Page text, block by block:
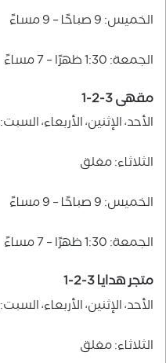
الخميس: 9 صباحًا – 9 مساءً
الجمعة: 1:30 ظهرًا – 7 مساءً
مقهى 3-2-1
الأحد، الإثنين، الأربعاء، السبت: 9 صباحًا – 7 مساءً
الثلاثاء: مغلق
الخميس: 9 صباحًا – 9 مساءً
الجمعة: 1:30 ظهرًا – 7 مساءً
متجر هدايا 3-2-1
الأحد، الإثنين، الأربعاء، السبت: 9 صباحًا – 7 مساءً
الثلاثاء: مغلق